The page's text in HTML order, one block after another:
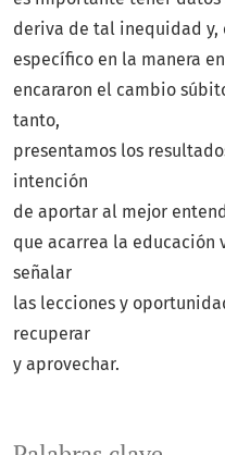
deriva de tal inequidad y,
específico en la manera
encararon el cambio
tanto,
presentamos los
intención
de aportar al mejor
que acarrea la
señalar
las lecciones y
recuperar
y aprovechar.